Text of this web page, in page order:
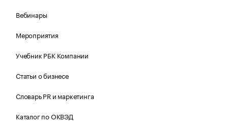
Вебинары
Мероприятия
Учебник РБК Компании
Статьи о бизнесе
Словарь PR и маркетинга
Каталог по ОКВЭД